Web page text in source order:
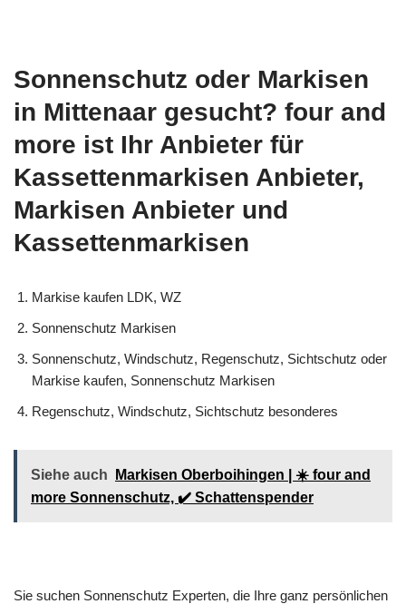
Sonnenschutz oder Markisen
in Mittenaar gesucht? four and
more ist Ihr Anbieter für
Kassettenmarkisen Anbieter,
Markisen Anbieter und
Kassettenmarkisen
Markise kaufen LDK, WZ
Sonnenschutz Markisen
Sonnenschutz, Windschutz, Regenschutz, Sichtschutz oder
Markise kaufen, Sonnenschutz Markisen
Regenschutz, Windschutz, Sichtschutz besonderes
Siehe auch
Markisen Oberboihingen | ☀️ four and
more Sonnenschutz, ✔️ Schattenspender
Sie suchen Sonnenschutz Experten, die Ihre ganz persönlichen